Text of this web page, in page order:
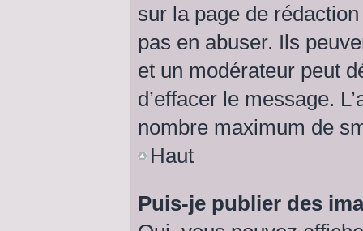
sur la page de
pas en abuser. Ils
et un modérateur peut
d’effacer le message.
nombre maximum de
Haut
Puis-je publier des